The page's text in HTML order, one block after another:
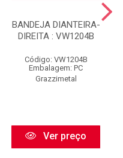
BANDEJA DIANTEIRA-
DIREITA : VW1204B
Código: VW1204B
Embalagem: PC
Grazzimetal
Ver preço